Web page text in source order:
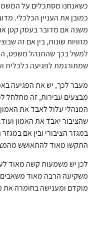
כשאנחנו מסתכלים על
כמובן את העניין הכלכלי.
משנה אם מדובר בעסק קטן
מזוויות שונות, בין אם זה
למשל בכך שהתנהל משפט,
שמתורגמת לפגיעה כלכלית
מעבר לכך, יש את הפגיעה
מבצעים עבירות, זה מחלחל
המנהלי עלול לאבד את האמון
שהציבור יאבד את האמון
במגזר הציבורי ובין אם
התקשו מאוד להתאושש
לכן יש משמעות קשה מאוד
משקיעה הרבה מאוד
מוקדם ומענישה בחומרה